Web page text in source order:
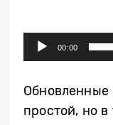
00:00
Обновленные
простой, но